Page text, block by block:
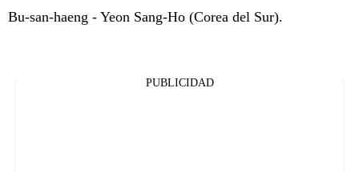
Bu-san-haeng - Yeon Sang-Ho (Corea del Sur).
PUBLICIDAD